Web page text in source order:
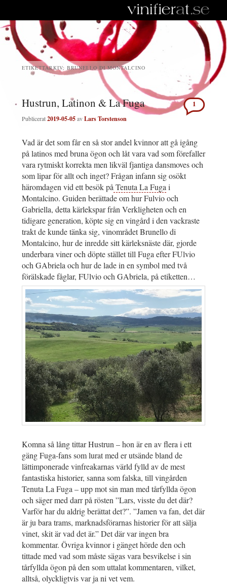
ETIKETTARKIV: BRUNELLO DI MONTALCINO
Hustrun, Latinon & La Fuga
Publicerat2019-05-05avLars Torstenson
1
Vad är det som får en så stor andel kvinnor att gå igång
på latinos med bruna ögon och låt vara vad som förefaller
vara rytmiskt korrekta men likväl fjantiga dansmoves och
som lipar för allt och inget? Frågan infann sig osökt
häromdagen vid ett besök påTenuta La Fugai
Montalcino. Guiden berättade om hur Fulvio och
Gabriella, detta kärlekspar från Verkligheten och en
tidigare generation, köpte sig en vingård i den vackraste
trakt de kunde tänka sig, vinområdet Brunello di
Montalcino, hur de inredde sitt kärleksnäste där, gjorde
underbara viner och döpte stället till Fuga efter FUlvio
och GAbriela och hur de lade in en symbol med två
förälskade fåglar, FUlvio och GAbriela, på etiketten…
Komna så lång tittar Hustrun – hon är en av flera i ett
gäng Fuga-fans som lurat med er utsände bland de
lättimponerade vinfreakarnas värld fylld av de mest
fantastiska historier, sanna som falska, till vingården
Tenuta La Fuga – upp mot sin man med tårfyllda ögon
och säger med darr på rösten ”Lars, visste du det där?
Varför har du aldrig berättat det?”. ”Jamen va fan, det där
är ju bara trams, marknadsförarnas historier för att sälja
vinet, skit är vad det är.” Det där var ingen bra
kommentar. Övriga kvinnor i gänget hörde den och
tittade med vad som måste sägas vara besvikelse i sin
tårfyllda ögon på den som uttalat kommentaren, vilket,
alltså, olyckligtvis var ja ni vet vem.